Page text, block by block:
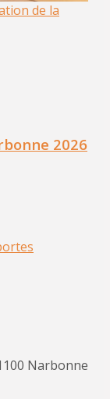
de la
2026
Narbonne